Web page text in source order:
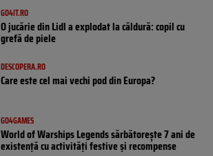
GO4IT.RO
O jucărie din Lidl a explodat la căldură: copil cu
grefă de piele
DESCOPERA.RO
Care este cel mai vechi pod din Europa?
GO4GAMES
World of Warships Legends sărbătorește 7 ani de
existență cu activități festive și recompense